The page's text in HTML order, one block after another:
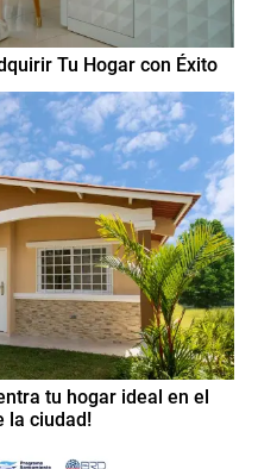
Tu Hogar con Éxito
tu hogar ideal en el
la ciudad!